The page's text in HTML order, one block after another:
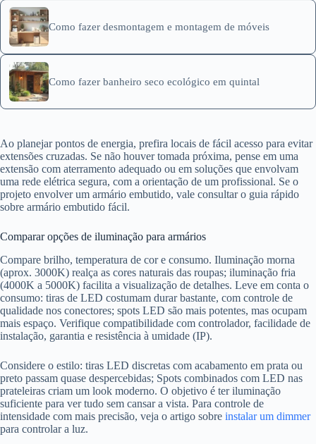
Como fazer desmontagem e montagem de móveis
Como fazer banheiro seco ecológico em quintal
Ao planejar pontos de energia, prefira locais de fácil acesso para evitar
extensões cruzadas. Se não houver tomada próxima, pense em uma
extensão com aterramento adequado ou em soluções que envolvam
uma rede elétrica segura, com a orientação de um profissional. Se o
projeto envolver um armário embutido, vale consultar o guia rápido
sobre armário embutido fácil.
Comparar opções de iluminação para armários
Compare brilho, temperatura de cor e consumo. Iluminação morna
(aprox. 3000K) realça as cores naturais das roupas; iluminação fria
(4000K a 5000K) facilita a visualização de detalhes. Leve em conta o
consumo: tiras de LED costumam durar bastante, com controle de
qualidade nos conectores; spots LED são mais potentes, mas ocupam
mais espaço. Verifique compatibilidade com controlador, facilidade de
instalação, garantia e resistência à umidade (IP).
Considere o estilo: tiras LED discretas com acabamento em prata ou
preto passam quase despercebidas; Spots combinados com LED nas
prateleiras criam um look moderno. O objetivo é ter iluminação
suficiente para ver tudo sem cansar a vista. Para controle de
intensidade com mais precisão, veja o artigo sobre instalar um dimmer
para controlar a luz.